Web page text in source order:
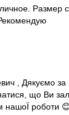
Размер
, Дякуємо за
що Ви
нашоЇ роботи